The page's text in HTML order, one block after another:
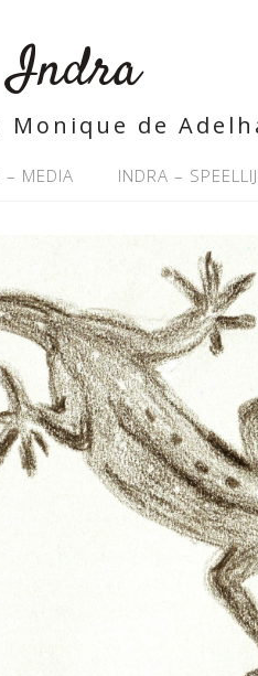
Indra
de
– MEDIA INDRA –